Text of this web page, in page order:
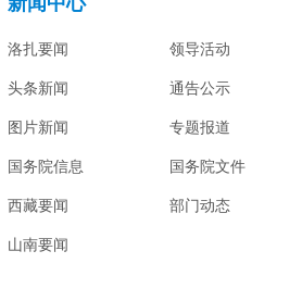
洛扎要闻
头条新闻
图片新闻
国务院信息
西藏要闻
山南要闻
领导活动
通告公示
专题报道
国务院文件
部门动态